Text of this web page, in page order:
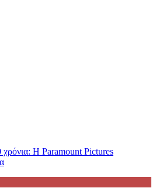
χρόνια: Η Paramount Pictures